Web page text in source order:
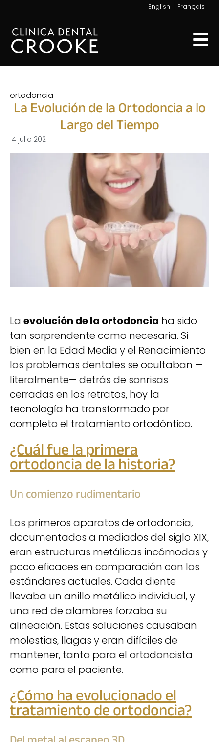
English Français
ortodoncia
La Evolución de la Ortodoncia a lo
Largo del Tiempo
14 julio 2021
La evolución de la ortodoncia ha sido
tan sorprendente como necesaria. Si
bien en la Edad Media y el Renacimiento
los problemas dentales se ocultaban —
literalmente— detrás de sonrisas
cerradas en los retratos, hoy la
tecnología ha transformado por
completo el tratamiento ortodóntico.
¿Cuál fue la primera
ortodoncia de la historia?
Un comienzo rudimentario
Los primeros aparatos de ortodoncia,
documentados a mediados del siglo XIX,
eran estructuras metálicas incómodas y
poco eficaces en comparación con los
estándares actuales. Cada diente
llevaba un anillo metálico individual, y
una red de alambres forzaba su
alineación. Estas soluciones causaban
molestias, llagas y eran difíciles de
mantener, tanto para el ortodoncista
como para el paciente.
¿Cómo ha evolucionado el
tratamiento de ortodoncia?